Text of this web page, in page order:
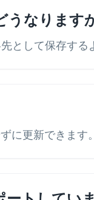
うなります
として保存する
に更新できます。